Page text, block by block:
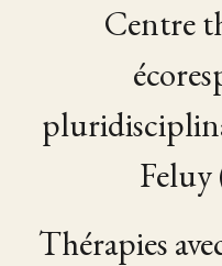
Centre
Feluy
Thérapies